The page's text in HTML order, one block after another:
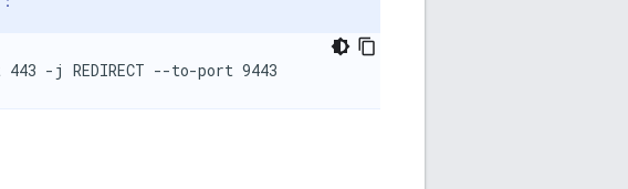
-j REDIRECT --to-port 9443